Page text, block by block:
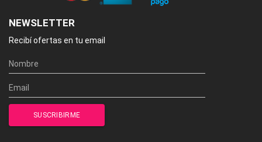
NEWSLETTER
Recibí ofertas en tu email